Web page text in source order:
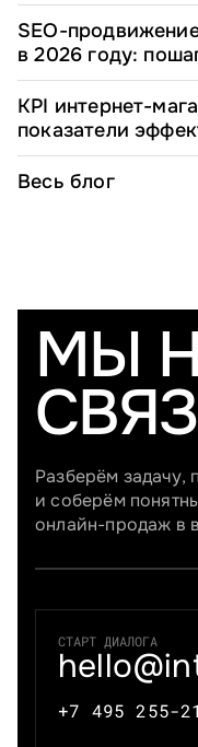
SEO-
в 2026 году:
KPI интернет-
показатели
расчета
Весь блог
МЫ
Разберём задачу,
и соберём
онлайн-продаж в
СТАРТ ДИАЛОГА
+7 495 255-